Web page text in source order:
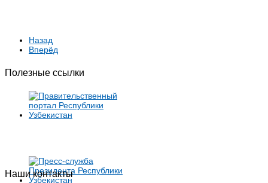
Назад
Вперёд
Полезные ссылки
Наши контакты